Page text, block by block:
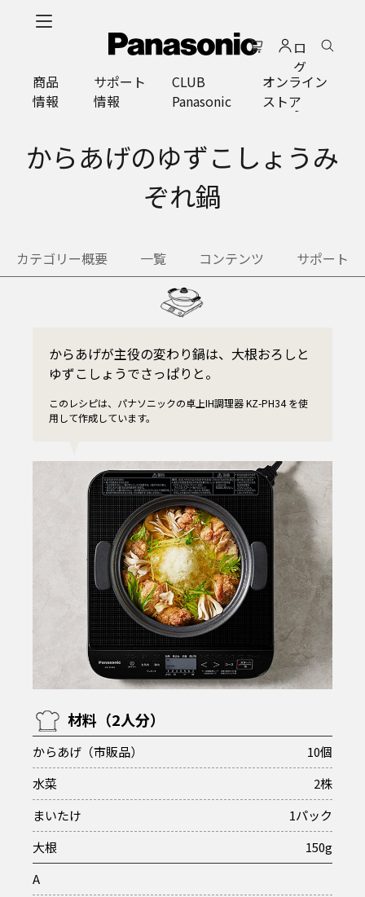
ロ
グ
イ
ン
商品
情報
サポート
情報
CLUB
Panasonic
オンライン
ストア
からあげのゆずこしょうみ
ぞれ鍋
カテゴリー概要 一覧 コンテンツ サポート
からあげが主役の変わり鍋は、大根おろしと
ゆずこしょうでさっぱりと。
このレシピは、パナソニックの卓上IH調理器 KZ-PH34 を使
用して作成しています。
材料（2人分）
からあげ（市販品）
10個
水菜
2株
まいたけ
1パック
大根
150g
A